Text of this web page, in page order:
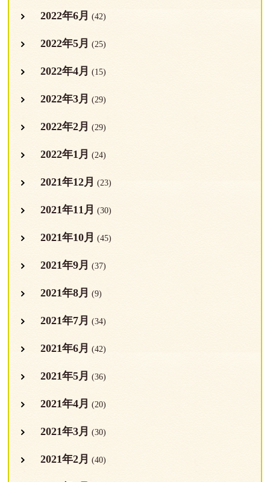
2022年6月 (42)
2022年5月 (25)
2022年4月 (15)
2022年3月 (29)
2022年2月 (29)
2022年1月 (24)
2021年12月 (23)
2021年11月 (30)
2021年10月 (45)
2021年9月 (37)
2021年8月 (9)
2021年7月 (34)
2021年6月 (42)
2021年5月 (36)
2021年4月 (20)
2021年3月 (30)
2021年2月 (40)